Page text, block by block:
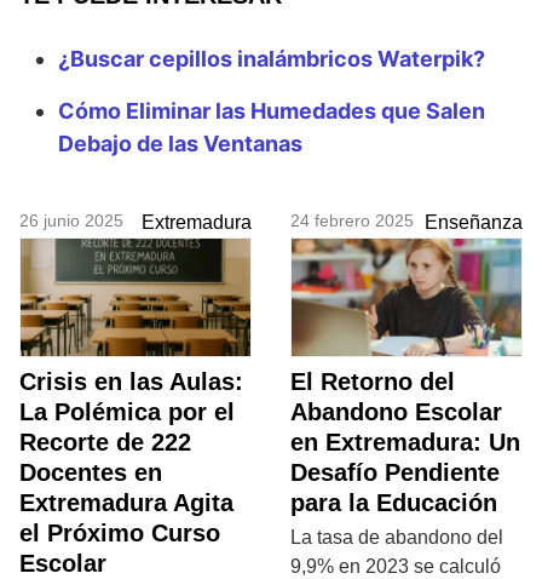
¿Buscar cepillos inalámbricos Waterpik?
Cómo Eliminar las Humedades que Salen
Debajo de las Ventanas
26 junio 2025 Extremadura
Crisis en las Aulas:
La Polémica por el
Recorte de 222
Docentes en
Extremadura Agita
el Próximo Curso
Escolar
24 febrero 2025 Enseñanza
El Retorno del
Abandono Escolar
en Extremadura: Un
Desafío Pendiente
para la Educación
La tasa de abandono del
9,9% en 2023 se calculó